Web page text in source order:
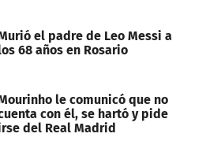
el padre de Leo Messi a
68 años en Rosario
le comunicó que no
con él, se hartó y pide
del Real Madrid